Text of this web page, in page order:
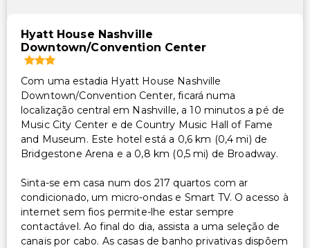
Hyatt House Nashville
Downtown/Convention Center
Com uma estadia Hyatt House Nashville
Downtown/Convention Center, ficará numa
localização central em Nashville, a 10 minutos a pé de
Music City Center e de Country Music Hall of Fame
and Museum. Este hotel está a 0,6 km (0,4 mi) de
Bridgestone Arena e a 0,8 km (0,5 mi) de Broadway.
Sinta-se em casa num dos 217 quartos com ar
condicionado, um micro-ondas e Smart TV. O acesso à
internet sem fios permite-lhe estar sempre
contactável. Ao final do dia, assista a uma seleção de
canais por cabo. As casas de banho privativas dispõem